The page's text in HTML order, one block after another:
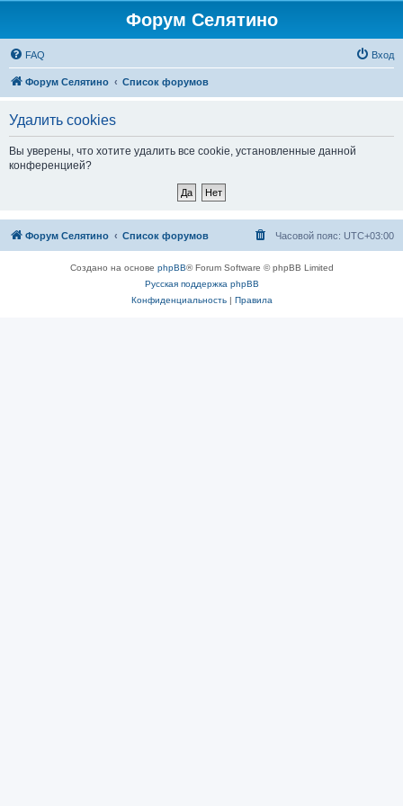
Форум Селятино
FAQ Вход
Форум Селятино Список форумов
Удалить cookies
Вы уверены, что хотите удалить все cookie, установленные данной
конференцией?
Форум Селятино Список форумов Часовой пояс: UTC+03:00
Создано на основе phpBB® Forum Software © phpBB Limited
Русская поддержка phpBB
Конфиденциальность| Правила